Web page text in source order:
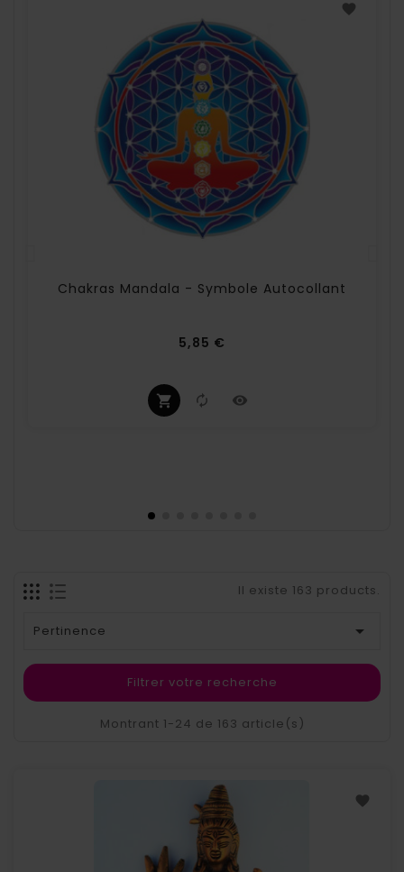
Chakras Mandala - Symbole Autocollant
5,85 €
Il existe 163 products.
Pertinence 
Filtrer votre recherche
Montrant 1-24 de 163 article(s)